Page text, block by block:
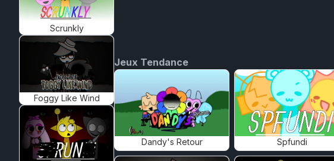
Scrunkly
Foggy Like Wind
Jeux Tendance
Dandy's Retour Spfundi